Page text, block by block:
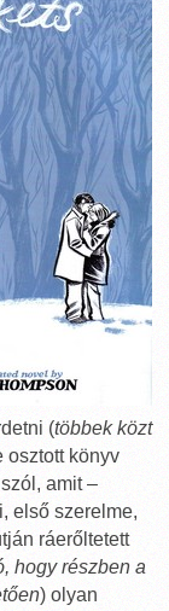
(többek közt
osztott könyv
amit –
első szerelme,
ráerőltetett
hogy részben a
) olyan